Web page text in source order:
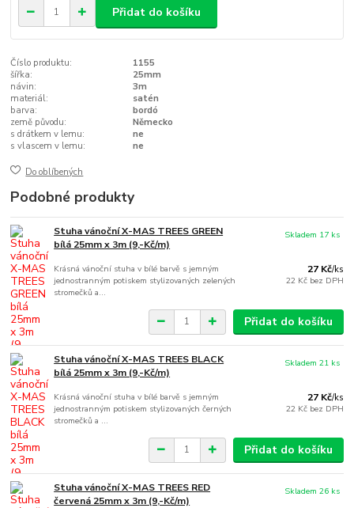
Přidat do košíku
Číslo produktu:
1155
šířka:
25mm
návin:
3m
materiál:
satén
barva:
bordó
země původu:
Německo
s drátkem v lemu:
ne
s vlascem v lemu:
ne
Do oblíbených
Podobné produkty
Stuha vánoční X-MAS TREES GREEN
bílá 25mm x 3m (9,-Kč/m)
Krásná vánoční stuha v bílé barvě s jemným
jednostranným potiskem stylizovaných zelených
stromečků a...
27 Kč/ks
22 Kč bez DPH
Skladem 17 ks
Přidat do košíku
Stuha vánoční X-MAS TREES BLACK
bílá 25mm x 3m (9,-Kč/m)
Krásná vánoční stuha v bílé barvě s jemným
jednostranným potiskem stylizovaných černých
stromečků a ...
27 Kč/ks
22 Kč bez DPH
Skladem 21 ks
Přidat do košíku
Stuha vánoční X-MAS TREES RED
červená 25mm x 3m (9,-Kč/m)
Skladem 26 ks